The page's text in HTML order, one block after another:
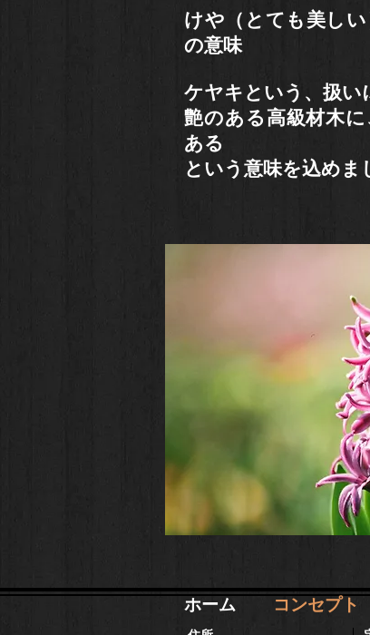
けや（とても美し
の意味
ケヤキという、扱い
艶のある高級材木
ある
という意味を込めま
ホーム コンセプト